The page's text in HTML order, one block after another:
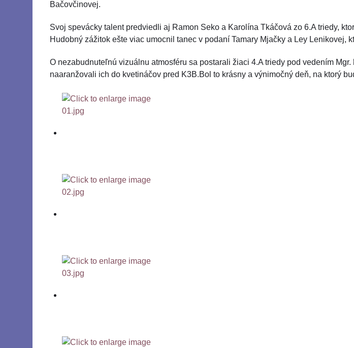
Bačovčinovej.
Svoj spevácky talent predviedli aj Ramon Seko a Karolína Tkáčová zo 6.A triedy,
Hudobný zážitok ešte viac umocnil tanec v podaní Tamary Mjačky a Ley Lenikovej,
O nezabudnuteľnú vizuálnu atmosféru sa postarali žiaci 4.A triedy pod vedením
naaranžovali ich do kvetináčov pred K3B.Bol to krásny a výnimočný deň, na ktorý